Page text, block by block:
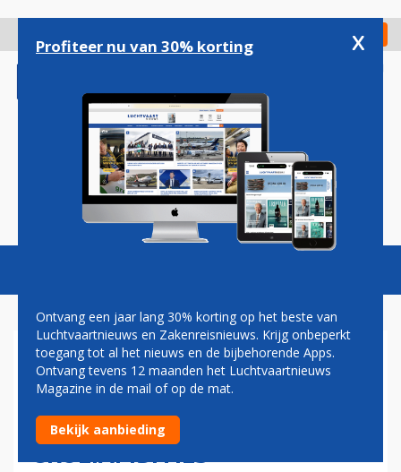
gaan
Check in
Magazine Podcasts Vacatures
SAOEDISCHE ORDERS
DOMINEREN EERSTE DAG
PARIJS EN BEVESTIGEN
GROEIAMBITIES
Profiteer nu van 30% korting x
Ontvang een jaar lang 30% korting op het beste van
Luchtvaartnieuws en Zakenreisnieuws. Krijg onbeperkt
toegang tot al het nieuws en de bijbehorende Apps.
Ontvang tevens 12 maanden het Luchtvaartnieuws
Magazine in de mail of op de mat.
Bekijk aanbieding